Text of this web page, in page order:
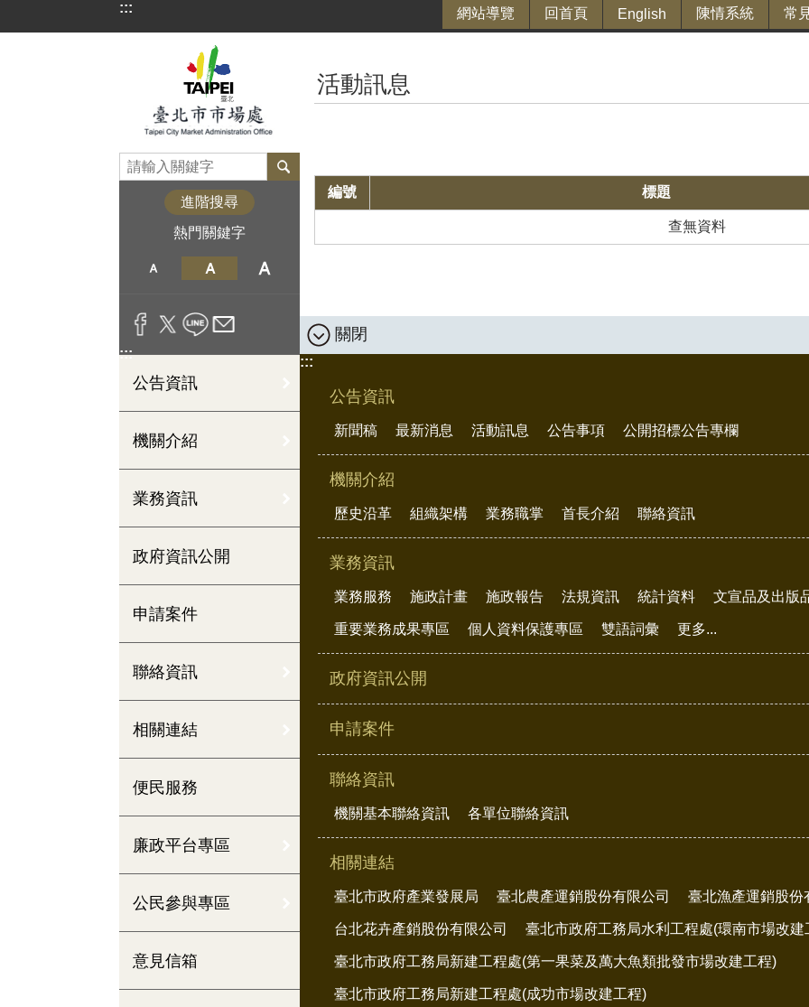
跳到主要內容區塊
::: 網站導覽 回首頁 English 陳情系統 常
進階搜尋
熱門關鍵字
:::
公告資訊
機關介紹
業務資訊
政府資訊公開
申請案件
聯絡資訊
相關連結
便民服務
廉政平台專區
公民參與專區
意見信箱
活動訊息
編號 標題
查無資料
關閉
:::
公告資訊
新聞稿 最新消息 活動訊息 公告事項 公開招標公告專欄
機關介紹
歷史沿革 組織架構 業務職掌 首長介紹 聯絡資訊
業務資訊
業務服務 施政計畫 施政報告 法規資訊 統計資料 文宣品及出版
重要業務成果專區 個人資料保護專區 雙語詞彙 更多...
政府資訊公開
申請案件
聯絡資訊
機關基本聯絡資訊 各單位聯絡資訊
相關連結
臺北市政府產業發展局 臺北農產運銷股份有限公司 臺北漁產運銷股份
台北花卉產銷股份有限公司 臺北市政府工務局水利工程處(環南市場改建
臺北市政府工務局新建工程處(第一果菜及萬大魚類批發市場改建工程)
臺北市政府工務局新建工程處(成功市場改建工程)